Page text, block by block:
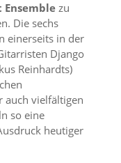
zu
Die sechs
einerseits in der
Django
Reinhardts)
auch vielfältigen
so eine
heutiger